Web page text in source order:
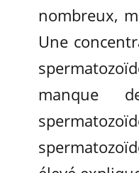
nombreux,
Une
manque